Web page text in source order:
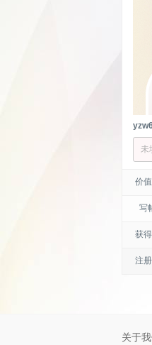
未
价
写
获
注
关于